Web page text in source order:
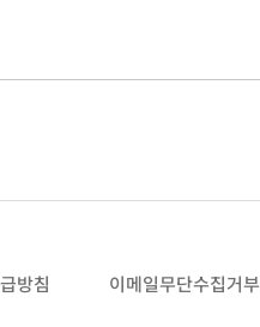
방침 이메일무단수집거부